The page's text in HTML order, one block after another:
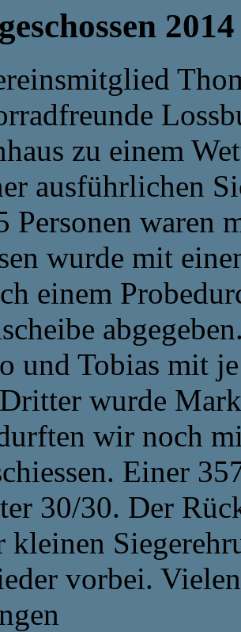
2014
zu einem
ausführlichen
Personen waren
wurde mit
einem
und Tobias mit
wurde
wir noch
Einer
30/30. Der
kleinen
vorbei.